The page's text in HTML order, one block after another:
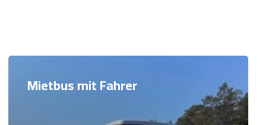
Mietbus mit Fahrer